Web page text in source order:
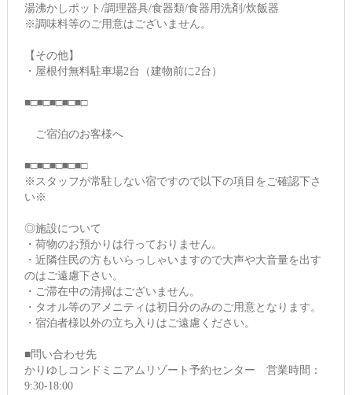
湯沸かしポット/調理器具/食器類/食器用洗剤/炊飯器
※調味料等のご用意はございません。
【その他】
・屋根付無料駐車場2台（建物前に2台）
■□■□■□■□■□
ご宿泊のお客様へ
■□■□■□■□■□
※スタッフが常駐しない宿ですので以下の項目をご確認下さ
い※
◎施設について
・荷物のお預かりは行っておりません。
・近隣住民の方もいらっしゃいますので大声や大音量を出す
のはご遠慮下さい。
・ご滞在中の清掃はございません。
・タオル等のアメニティは初日分のみのご用意となります。
・宿泊者様以外の立ち入りはご遠慮ください。
■問い合わせ先
かりゆしコンドミニアムリゾート予約センター 営業時間：
9:30-18:00